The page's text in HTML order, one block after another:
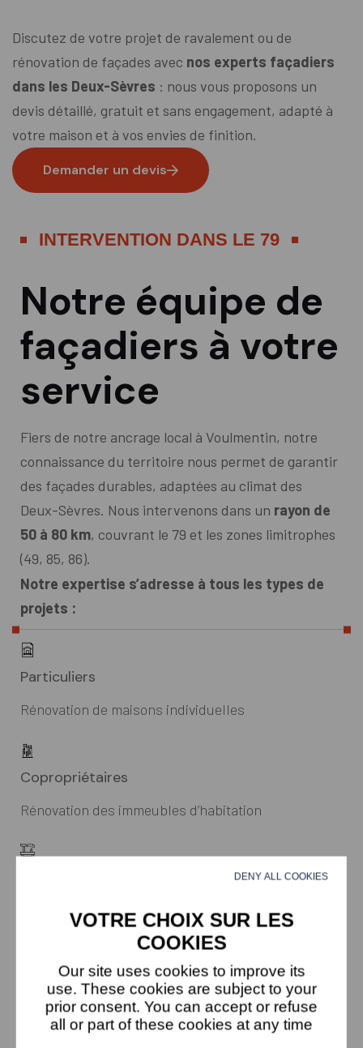
Discutez de votre projet de ravalement ou de
rénovation de façades avec nos experts façadiers
dans les Deux-Sèvres : nous vous proposons un
devis détaillé, gratuit et sans engagement, adapté à
votre maison et à vos envies de finition.
Demander un devis
INTERVENTION DANS LE 79
Notre équipe de
façadiers à votre
service
Fiers de notre ancrage local à Voulmentin, notre
connaissance du territoire nous permet de garantir
des façades durables, adaptées au climat des
Deux-Sèvres. Nous intervenons dans un rayon de
50 à 80 km, couvrant le 79 et les zones limitrophes
(49, 85, 86).
Notre expertise s’adresse à tous les types de
projets :
Particuliers
Rénovation de maisons individuelles
Copropriétaires
Rénovation des immeubles d’habitation
Bâtiments tertiaires, bureaux
Collectivités
Bâtiments publics
Our site uses cookies to improve its
use. These cookies are subject to your
prior consent. You can accept or refuse
all or part of these cookies at any time
DENY ALL COOKIES